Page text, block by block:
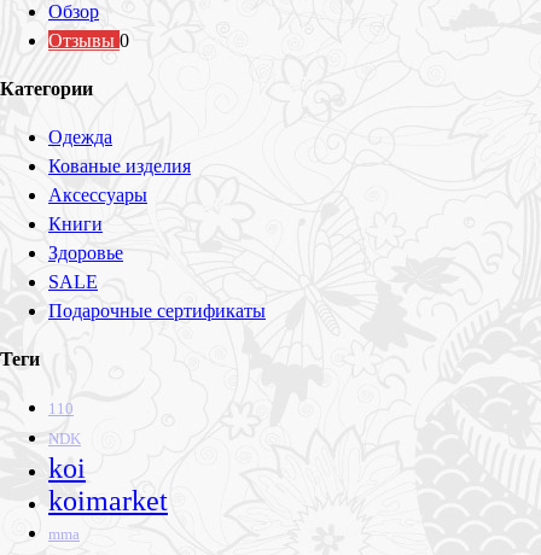
Обзор
Отзывы 0
Категории
Одежда
Кованые изделия
Аксессуары
Книги
Здоровье
SALE
Подарочные сертификаты
Теги
110
NDK
koi
koimarket
mma